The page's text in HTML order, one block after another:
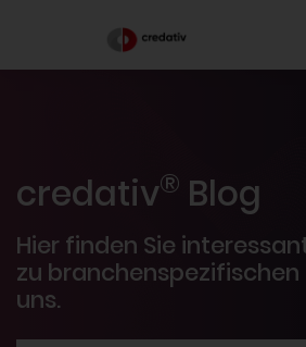
credativ® Blog
Hier finden Sie
zu
uns.
Veranstaltungen
PostgreSQL®